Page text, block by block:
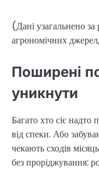
(Дані узагальнено
агрономічних
Поширені
уникнути
Багато хто сіє надто
від спеки. Або
чекають сходів
без проріджування: